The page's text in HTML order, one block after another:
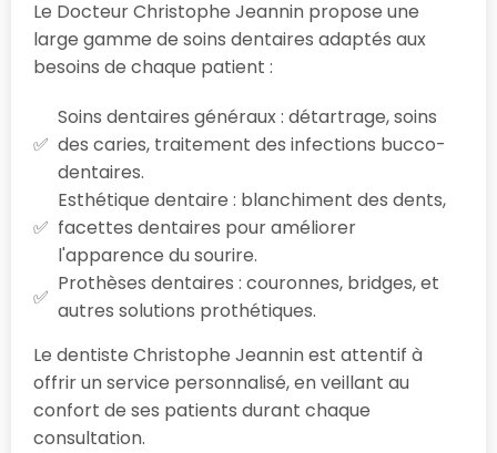
Le Docteur Christophe Jeannin propose une
large gamme de soins dentaires adaptés aux
besoins de chaque patient :
Soins dentaires généraux : détartrage, soins
des caries, traitement des infections bucco-
dentaires.
Esthétique dentaire : blanchiment des dents,
facettes dentaires pour améliorer
l'apparence du sourire.
Prothèses dentaires : couronnes, bridges, et
autres solutions prothétiques.
Le dentiste Christophe Jeannin est attentif à
offrir un service personnalisé, en veillant au
confort de ses patients durant chaque
consultation.